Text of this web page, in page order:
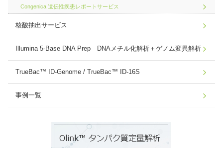
Congenica 遺伝性疾患レポートサービス
核酸抽出サービス
Illumina 5-Base DNA Prep DNAメチル化解析＋ゲノム変異解析
TrueBac™ ID-Genome / TrueBac™ ID-16S
事例一覧